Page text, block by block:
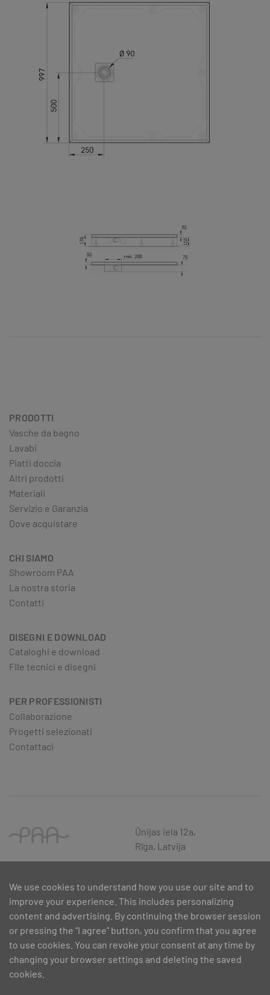
PRODOTTI
Vasche da bagno
Lavabi
Piatti doccia
Altri prodotti
Materiali
Servizio e Garanzia
Dove acquistare
CHI SIAMO
Showroom PAA
La nostra storia
Contatti
DISEGNI E DOWNLOAD
Cataloghi e download
File tecnici e disegni
PER PROFESSIONISTI
Collaborazione
Progetti selezionati
Contattaci
Ūnijas iela 12a,
Rīga, Latvija
We use cookies to understand how you use our site and to
improve your experience. This includes personalizing
content and advertising. By continuing the browser session
or pressing the “I agree” button, you confirm that you agree
to use cookies. You can revoke your consent at any time by
changing your browser settings and deleting the saved
cookies.